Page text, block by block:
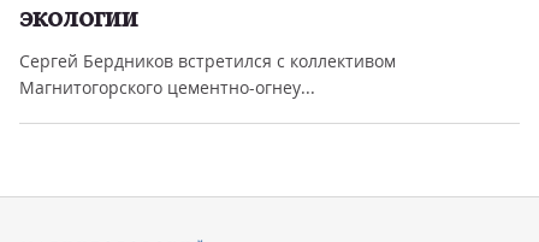
экологии
Сергей Бердников встретился с коллективом
Магнитогорского цементно-огнеу...